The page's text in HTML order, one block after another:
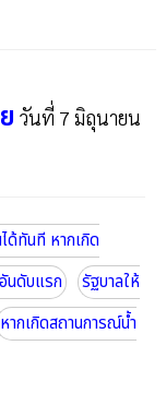
วันที่ 7 มิถุนายน
ด้ทันที หากเกิด
นดับแรก
รัฐบาลให้
หากเกิดสถานการณ์น้ำ